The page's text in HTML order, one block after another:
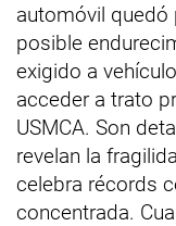
automóvil quedó
posible
exigido a
acceder a trato
USMCA. Son
revelan la
celebra récords
concentrada.